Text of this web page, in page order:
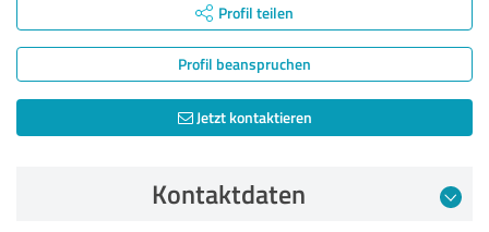
Profil teilen
Profil beanspruchen
Jetzt kontaktieren
Kontaktdaten